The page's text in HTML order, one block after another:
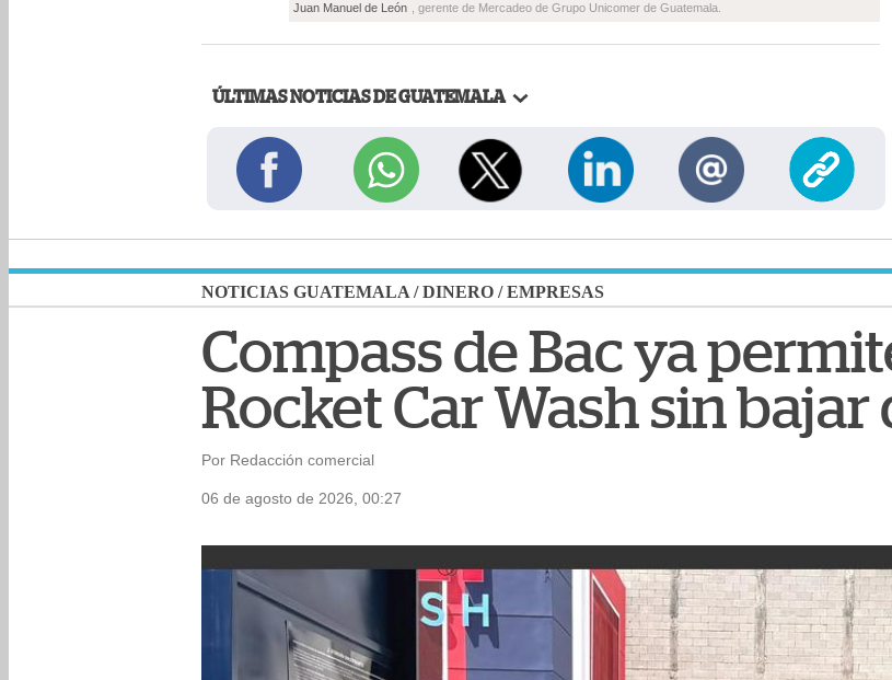
Juan Manuel de León , gerente de Mercadeo de Grupo Unicomer de Guatemala.
ÚLTIMAS NOTICIAS DE GUATEMALA
NOTICIAS GUATEMALA /DINERO /EMPRESAS
Compass de Bac ya
Rocket Car Wash sin bajar
Por Redacción comercial
06 de agosto de 2026, 00:27